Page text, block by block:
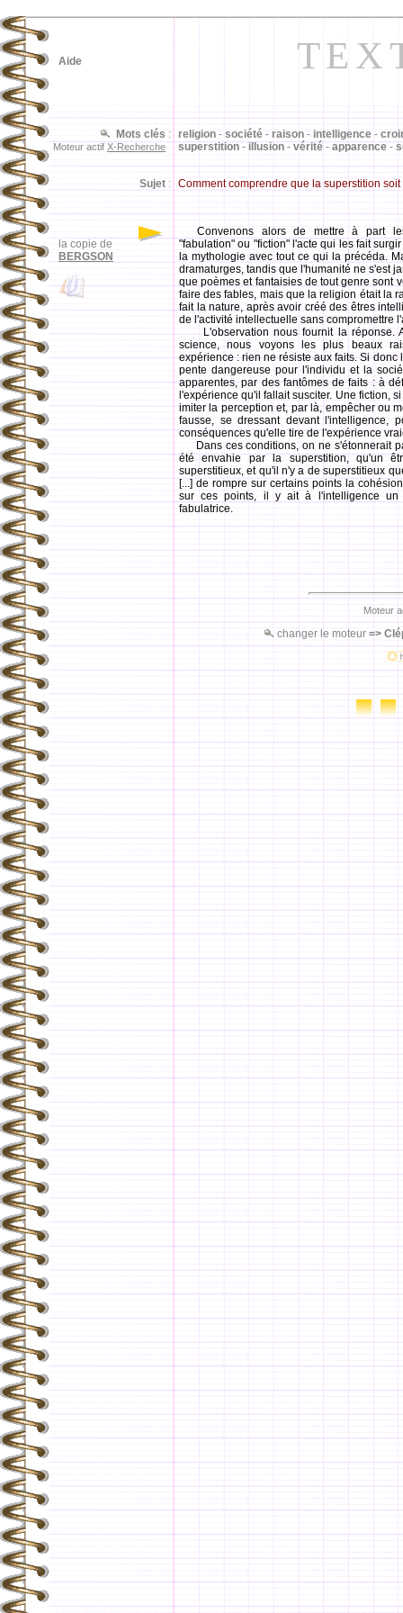
la copie de
BERGSON
religion - société - raison - intelligence -
superstition - illusion - vérité - apparence -
Mots clés :
Moteur actif X-Recherche
Sujet : Comment comprendre que la superstition
Aide
Convenons alors de mettre à part
"fabulation" ou "fiction" l'acte qui les fait
la mythologie avec tout ce qui la précéda.
dramaturges, tandis que l'humanité ne s'est
que poèmes et fantaisies de tout genre sont
faire des fables, mais que la religion était la
fait la nature, après avoir créé des êtres
de l'activité intellectuelle sans compromettre
L'observation nous fournit la réponse.
science, nous voyons les plus beaux
expérience : rien ne résiste aux faits. Si
pente dangereuse pour l'individu et la
apparentes, par des fantômes de faits : à
l'expérience qu'il fallait susciter. Une fiction,
imiter la perception et, par là, empêcher ou
fausse, se dressant devant
conséquences qu'elle tire de l'expérience
Dans ces conditions, on ne s'étonnerait
été envahie par la superstition, qu'un
superstitieux, et qu'il n'y a de superstitieux
[...] de rompre sur certains points la
sur ces points, il y ait à l'intelligence un
fabulatrice.
Moteur
changer le moteur =>